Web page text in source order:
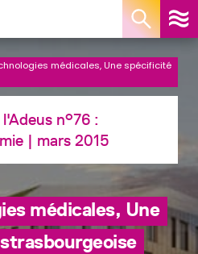
médicales, Une spécificité
n°76 :
| mars 2015
médicales, Une